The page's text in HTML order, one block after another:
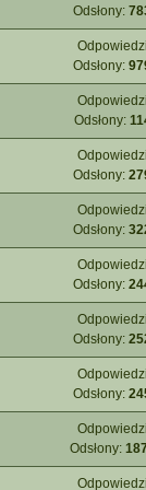
Odsłony:
Odsłony:
Odsłony:
Odsłony:
Odsłony:
Odsłony:
Odsłony:
Odsłony:
Odsłony: